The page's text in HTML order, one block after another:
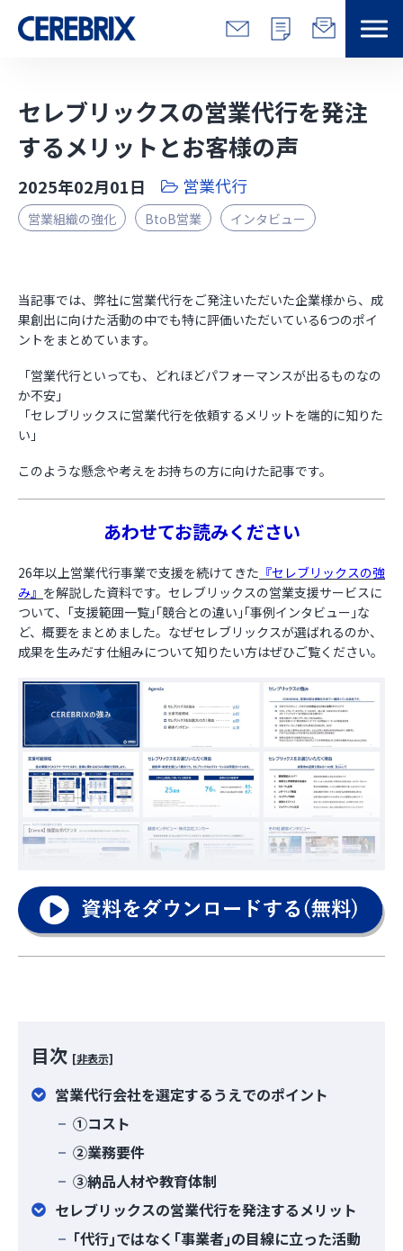
解決できる課題
サービス
セミナー
会社情報
お役立ち資料
セレブリックスの営業代行を発注
するメリットとお客様の声
2025年02月01日 営業代行
営業組織の強化 BtoB営業 インタビュー
当記事では、弊社に営業代行をご発注いただいた企業様から、成
果創出に向けた活動の中でも特に評価いただいている6つのポイ
ントをまとめています。
「営業代行といっても、どれほどパフォーマンスが出るものなの
か不安」
「セレブリックスに営業代行を依頼するメリットを端的に知りた
い」
このような懸念や考えをお持ちの方に向けた記事です。
あわせてお読みください
26年以上営業代行事業で支援を続けてきた 『セレブリックスの強
み』 を解説した資料です。セレブリックスの営業支援サービスに
ついて、｢支援範囲一覧｣｢競合との違い｣｢事例インタビュー｣な
ど、概要をまとめました。なぜセレブリックスが選ばれるのか、
成果を生みだす仕組みについて知りたい方はぜひご覧ください。
目次 [非表示]
営業代行会社を選定するうえでのポイント
①コスト
②業務要件
③納品人材や教育体制
セレブリックスの営業代行を発注するメリット
｢代行｣ではなく｢事業者｣の目線に立った活動